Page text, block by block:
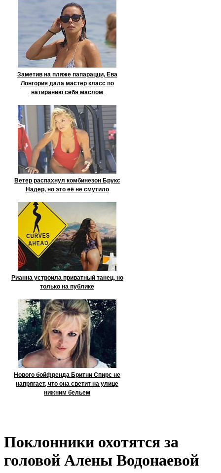
Заметив на пляже папарацци, Ева
Лонгория дала мастер класс по
натиранию себя маслом
Ветер распахнул комбинезон Брукс
Надер, но это её не смутило
Рианна устроила приватный танец, но
только на публике
Нового бойфренда Бритни Спирс не
напрягает, что она светит на улице
нижним бельем
Поклонники охотятся за
головой Алены Водонаевой